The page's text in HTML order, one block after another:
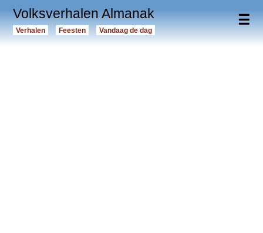
☰
Volksverhalen Almanak
Verhalen Feesten Vandaag de dag